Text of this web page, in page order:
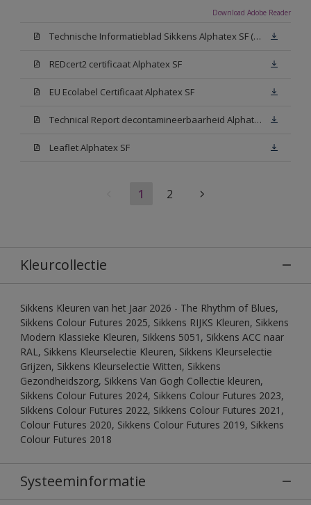
Download Adobe Reader
Technische Informatieblad Sikkens Alphatex SF (PDF)
REDcert2 certificaat Alphatex SF
EU Ecolabel Certificaat Alphatex SF
Technical Report decontamineerbaarheid Alphatex SF
Leaflet Alphatex SF
1 2
Kleurcollectie
Sikkens Kleuren van het Jaar 2026 - The Rhythm of Blues,
Sikkens Colour Futures 2025, Sikkens RIJKS Kleuren, Sikkens
Modern Klassieke Kleuren, Sikkens 5051, Sikkens ACC naar
RAL, Sikkens Kleurselectie Kleuren, Sikkens Kleurselectie
Grijzen, Sikkens Kleurselectie Witten, Sikkens
Gezondheidszorg, Sikkens Van Gogh Collectie kleuren,
Sikkens Colour Futures 2024, Sikkens Colour Futures 2023,
Sikkens Colour Futures 2022, Sikkens Colour Futures 2021,
Colour Futures 2020, Sikkens Colour Futures 2019, Sikkens
Colour Futures 2018
Systeeminformatie